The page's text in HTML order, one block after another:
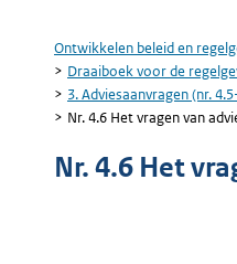
Kruimelpad
Ontwikkelen beleid en
Draaiboek voor de
3. Adviesaanvragen (nr.
Nr. 4.6 Het vragen van
Nr. 4.6 Het